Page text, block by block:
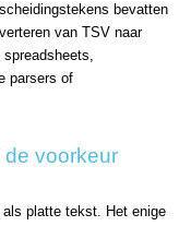
bevatten
van TSV naar
parsers of
voorkeur
platte tekst. Het enige